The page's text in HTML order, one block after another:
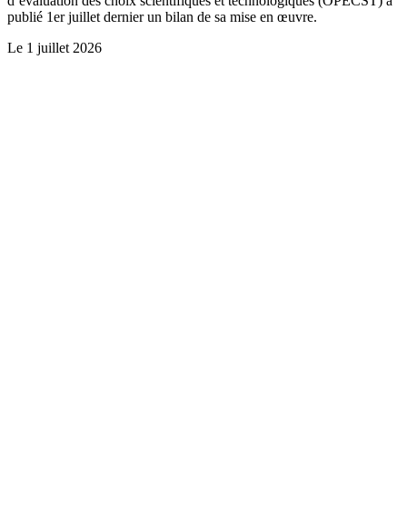
publié 1er juillet dernier un bilan de sa mise en œuvre.
Le 1 juillet 2026